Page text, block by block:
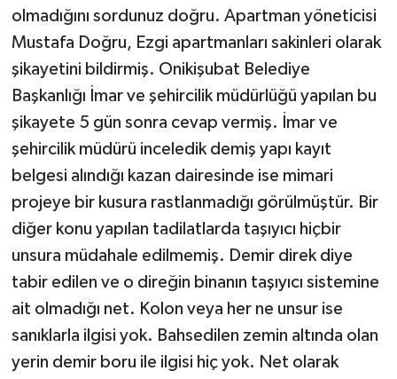
olmadığını sordunuz doğru. Apartman yöneticisi
Mustafa Doğru, Ezgi apartmanları sakinleri olarak
şikayetini bildirmiş. Onikişubat Belediye
Başkanlığı İmar ve şehircilik müdürlüğü yapılan bu
şikayete 5 gün sonra cevap vermiş. İmar ve
şehircilik müdürü inceledik demiş yapı kayıt
belgesi alındığı kazan dairesinde ise mimari
projeye bir kusura rastlanmadığı görülmüştür. Bir
diğer konu yapılan tadilatlarda taşıyıcı hiçbir
unsura müdahale edilmemiş. Demir direk diye
tabir edilen ve o direğin binanın taşıyıcı sistemine
ait olmadığı net. Kolon veya her ne unsur ise
sanıklarla ilgisi yok. Bahsedilen zemin altında olan
yerin demir boru ile ilgisi hiç yok. Net olarak